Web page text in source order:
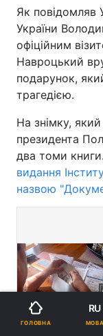
Як повідомляв
України
офіційним
Навроцький
подарунок,
трагедією.
На знімку,
президента
два томи
видання
назвою
ГОЛОВНА
RU
МОВА